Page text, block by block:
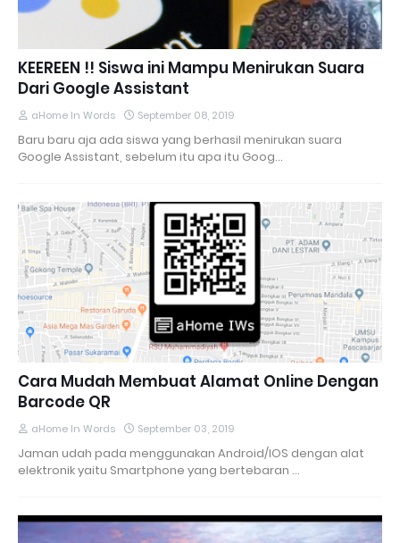
KEEREEN !! Siswa ini Mampu Menirukan Suara
Dari Google Assistant
aHome In Words September 08, 2019
Baru baru aja ada siswa yang berhasil menirukan suara
Google Assistant, sebelum itu apa itu Goog…
Cara Mudah Membuat Alamat Online Dengan
Barcode QR
aHome In Words September 03, 2019
Jaman udah pada menggunakan Android/IOS dengan alat
elektronik yaitu Smartphone yang bertebaran …